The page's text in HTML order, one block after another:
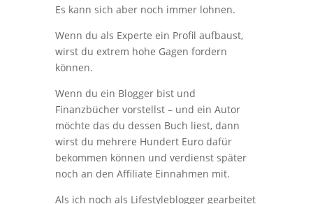
Es kann sich aber noch immer lohnen.
Wenn du als Experte ein Profil aufbaust,
wirst du extrem hohe Gagen fordern
können.
Wenn du ein Blogger bist und
Finanzbücher vorstellst – und ein Autor
möchte das du dessen Buch liest, dann
wirst du mehrere Hundert Euro dafür
bekommen können und verdienst später
noch an den Affiliate Einnahmen mit.
Als ich noch als Lifestyleblogger gearbeitet